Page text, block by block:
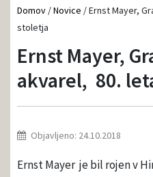
Domov /Novice /Ernst Mayer,
stoletja
Ernst Mayer,
akvarel, 80.
Objavljeno: 24.10.2018
Ernst Mayer je bil rojen v